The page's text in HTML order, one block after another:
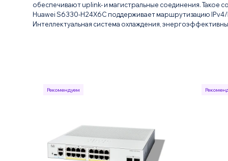
обеспечивают uplink- и магистральные соединения. Такое
Huawei S6330-H24X6C поддерживает маршрутизацию IPv4/
Интеллектуальная система охлаждения,
Рекомендуем